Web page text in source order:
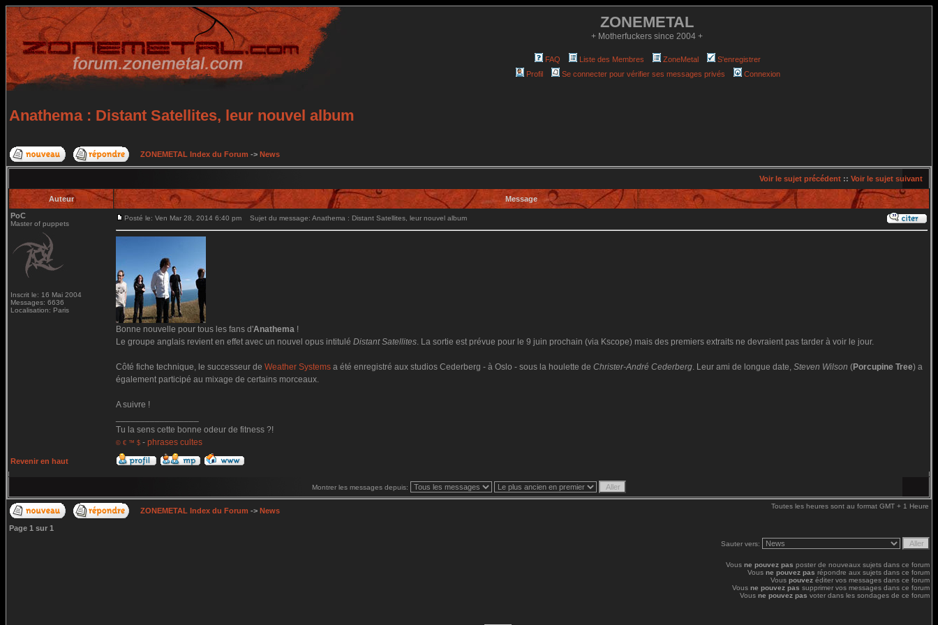
ZONEMETAL
+ Motherfuckers since 2004 +
FAQ Liste des Membres ZoneMetal
S'enregistrer
Profil
Se connecter pour vérifier ses messages privés Connexion
Anathema : Distant Satellites, leur nouvel album
ZONEMETAL Index du Forum -> News
Voir le sujet précédent :: Voir le sujet suivant
Auteur
Message
PoC
Master of puppets
Inscrit le: 16 Mai 2004
Messages: 6636
Localisation: Paris
Posté le: Ven Mar 28, 2014 6:40 pm Sujet du message: Anathema : Distant Satellites, leur nouvel album
Bonne nouvelle pour tous les fans d'Anathema !
Le groupe anglais revient en effet avec un nouvel opus intitulé Distant Satellites. La sortie est prévue pour le 9 juin prochain (via Kscope) mais des premiers extraits ne devraient pas tarder à voir le jour.
Côté fiche technique, le successeur de Weather Systems a été enregistré aux studios Cederberg - à Oslo - sous la houlette de Christer-André Cederberg. Leur ami de longue date, Steven Wilson (Porcupine Tree) a
également participé au mixage de certains morceaux.
A suivre !
Tu la sens cette bonne odeur de fitness ?!
© € ™ $ - phrases cultes
Revenir en haut
Montrer les messages depuis:
ZONEMETAL Index du Forum -> News
Toutes les heures sont au format GMT + 1 Heure
Page 1 sur 1
Sauter vers:
Vous ne pouvez pas poster de nouveaux sujets dans ce forum
Vous ne pouvez pas répondre aux sujets dans ce forum
Vous pouvez éditer vos messages dans ce forum
Vous ne pouvez pas supprimer vos messages dans ce forum
Vous ne pouvez pas voter dans les sondages de ce forum